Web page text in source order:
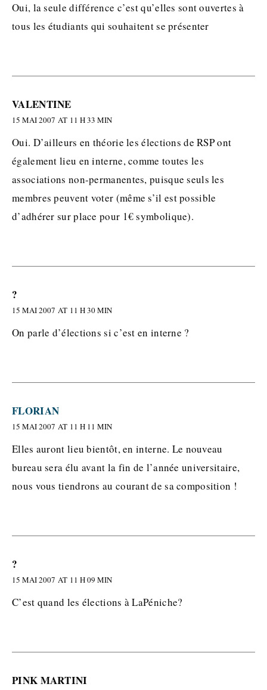
Oui, la seule différence c’est qu’elles sont ouvertes à
tous les étudiants qui souhaitent se présenter
VALENTINE
15 MAI 2007 AT 11 H 33 MIN
Oui. D’ailleurs en théorie les élections de RSP ont
également lieu en interne, comme toutes les
associations non-permanentes, puisque seuls les
membres peuvent voter (même s’il est possible
d’adhérer sur place pour 1€ symbolique).
?
15 MAI 2007 AT 11 H 30 MIN
On parle d’élections si c’est en interne ?
FLORIAN
15 MAI 2007 AT 11 H 11 MIN
Elles auront lieu bientôt, en interne. Le nouveau
bureau sera élu avant la fin de l’année universitaire,
nous vous tiendrons au courant de sa composition !
?
15 MAI 2007 AT 11 H 09 MIN
C’est quand les élections à LaPéniche?
PINK MARTINI